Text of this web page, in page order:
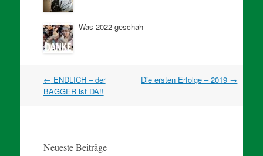
Was 2022 geschah
Artikel
Navigation
← ENDLICH – der
BAGGER ist DA!!
Die ersten Erfolge – 2019 →
Neueste Beiträge